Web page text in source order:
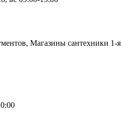
Магазины сантехники 1-я